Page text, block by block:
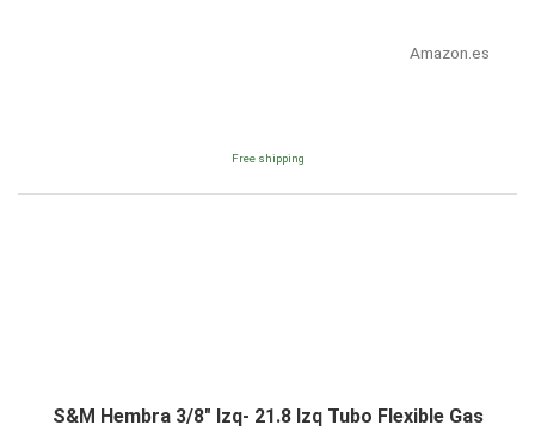
Amazon.es
Free shipping
S&M Hembra 3/8" Izq- 21.8 Izq Tubo Flexible Gas